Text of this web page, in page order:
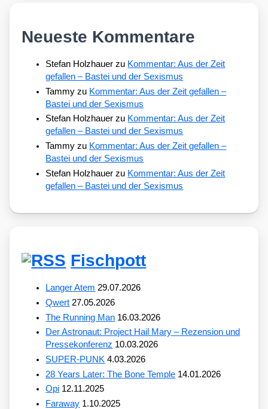
Neueste Kommentare
Stefan Holzhauer zu Kommentar: Aus der Zeit
gefallen – Bastei und der Sexismus
Tammy zu Kommentar: Aus der Zeit gefallen –
Bastei und der Sexismus
Stefan Holzhauer zu Kommentar: Aus der Zeit
gefallen – Bastei und der Sexismus
Tammy zu Kommentar: Aus der Zeit gefallen –
Bastei und der Sexismus
Stefan Holzhauer zu Kommentar: Aus der Zeit
gefallen – Bastei und der Sexismus
Fischpott
Langer Atem 29.07.2026
Qwert 27.05.2026
The Running Man 16.03.2026
Der Astronaut: Project Hail Mary – Rezension und
Pressekonferenz 10.03.2026
SUPER-PUNK 4.03.2026
28 Years Later: The Bone Temple 14.01.2026
Opi 12.11.2025
Faraway 1.10.2025